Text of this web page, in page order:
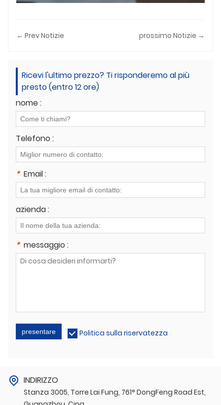
← Prev Notizie prossimo Notizie →
Ricevi l'ultimo prezzo? Ti risponderemo al più
presto (entro 12 ore)
nome :
Telefono :
* Email :
azienda :
* messaggio :
presentare Politica sulla riservatezza
INDIRIZZO
Stanza 3005, Torre Lai Fung, 761° DongFeng Road Est,